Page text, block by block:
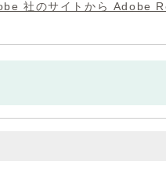
社のサイトから Adobe